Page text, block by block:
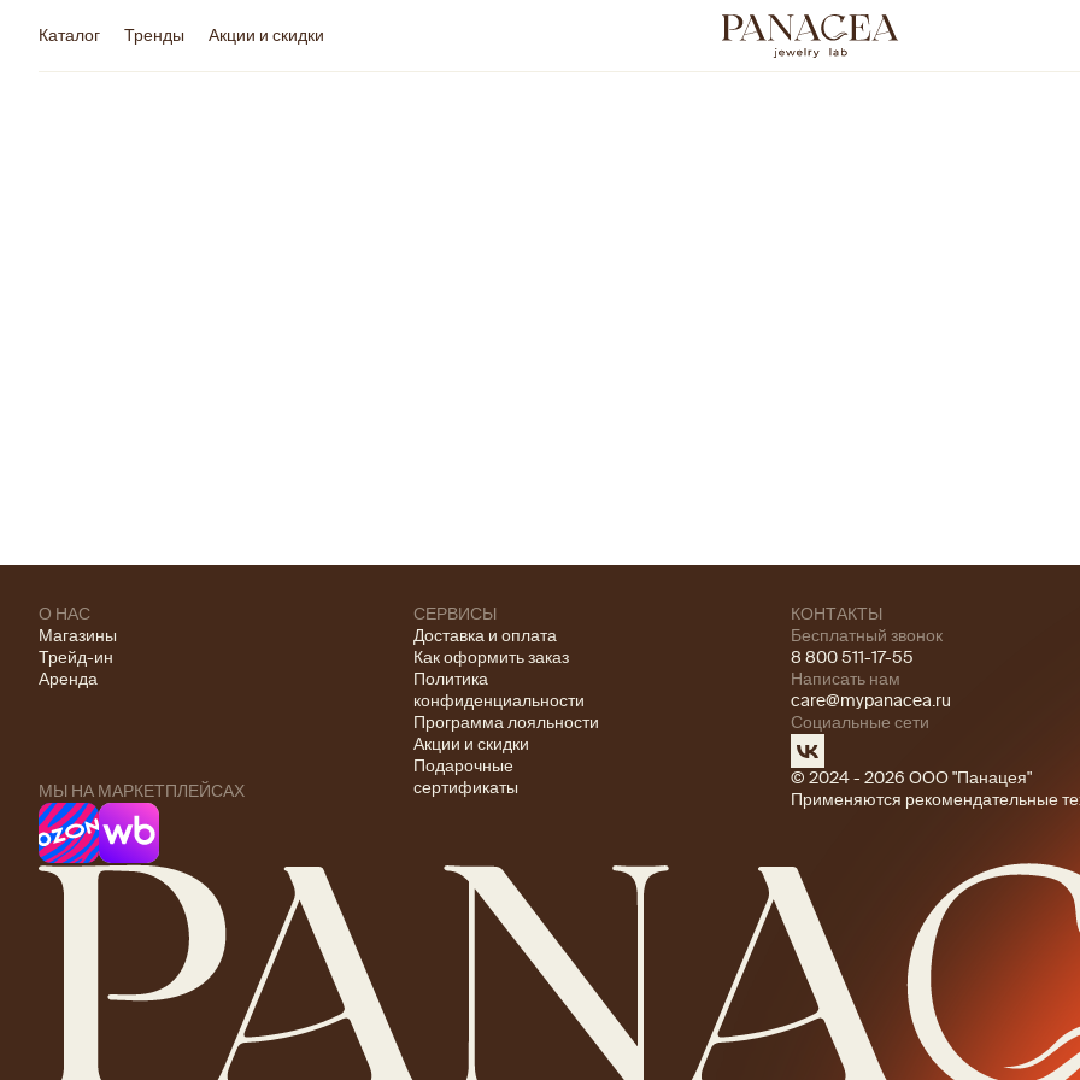
Каталог Тренды Акции и скидки
О НАС
Магазины
Трейд-ин
Аренда
МЫ НА МАРКЕТПЛЕЙСАХ
СЕРВИСЫ
Доставка и оплата
Как оформить заказ
Политика
конфиденциальности
Программа лояльности
Акции и скидки
Подарочные
сертификаты
КОНТАКТЫ
Бесплатный звонок
8 800 511-17-55
Написать нам
care@mypanacea.ru
Социальные сети
© 2024 - 2026 ООО "Панацея"
Применяются рекомендательные